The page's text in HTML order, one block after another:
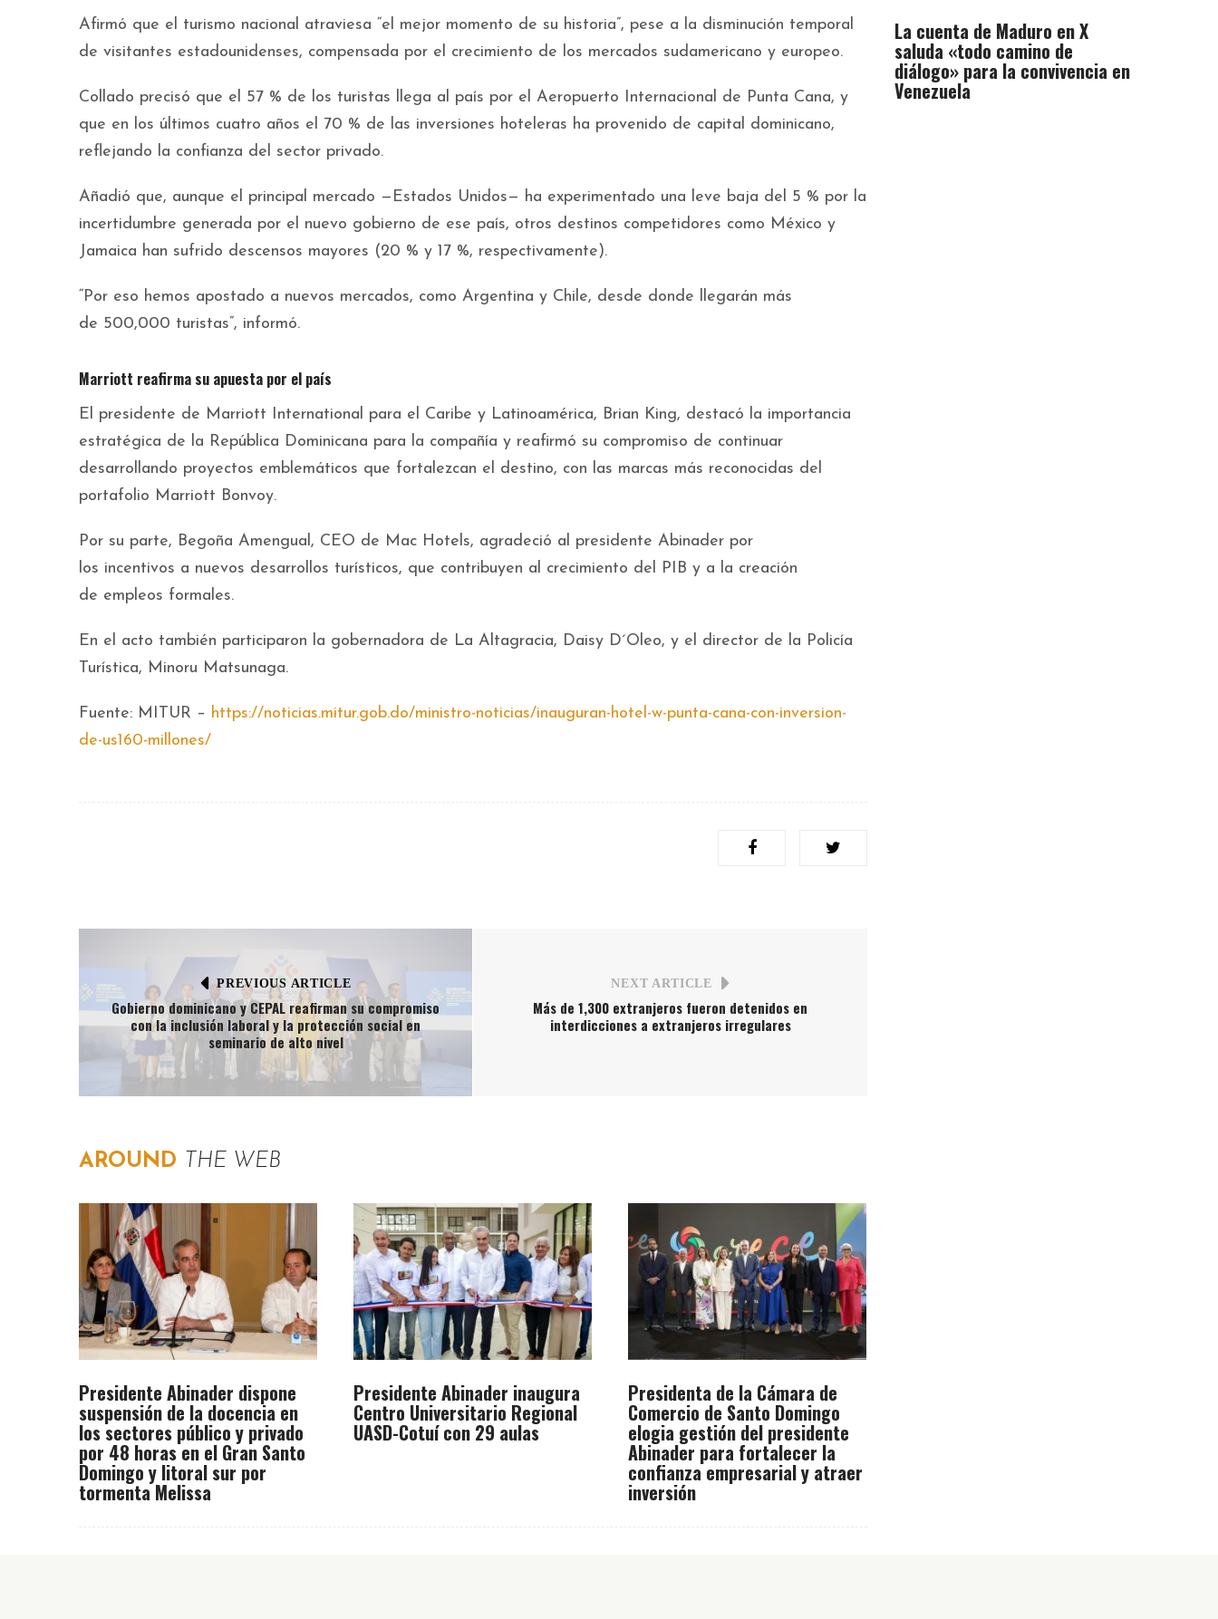
Afirmó que el turismo nacional atraviesa “el mejor momento de su historia”, pese a la disminución temporal
de visitantes estadounidenses, compensada por el crecimiento de los mercados sudamericano y europeo.
Collado precisó que el 57 % de los turistas llega al país por el Aeropuerto Internacional de Punta Cana, y
que en los últimos cuatro años el 70 % de las inversiones hoteleras ha provenido de capital dominicano,
reflejando la confianza del sector privado.
Añadió que, aunque el principal mercado —Estados Unidos— ha experimentado una leve baja del 5 % por la
incertidumbre generada por el nuevo gobierno de ese país, otros destinos competidores como México y
Jamaica han sufrido descensos mayores (20 % y 17 %, respectivamente).
“Por eso hemos apostado a nuevos mercados, como Argentina y Chile, desde donde llegarán más
de 500,000 turistas”, informó.
Marriott reafirma su apuesta por el país
El presidente de Marriott International para el Caribe y Latinoamérica, Brian King, destacó la importancia
estratégica de la República Dominicana para la compañía y reafirmó su compromiso de continuar
desarrollando proyectos emblemáticos que fortalezcan el destino, con las marcas más reconocidas del
portafolio Marriott Bonvoy.
Por su parte, Begoña Amengual, CEO de Mac Hotels, agradeció al presidente Abinader por
los incentivos a nuevos desarrollos turísticos, que contribuyen al crecimiento del PIB y a la creación
de empleos formales.
En el acto también participaron la gobernadora de La Altagracia, Daisy D´Oleo, y el director de la Policía
Turística, Minoru Matsunaga.
Fuente: MITUR – https://noticias.mitur.gob.do/ministro-noticias/inauguran-hotel-w-punta-cana-con-inversion-
de-us160-millones/
PREVIOUS ARTICLE
Gobierno dominicano y CEPAL reafirman su compromiso
con la inclusión laboral y la protección social en
seminario de alto nivel
NEXT ARTICLE
Más de 1,300 extranjeros fueron detenidos en
interdicciones a extranjeros irregulares
AROUND THE WEB
Presidente Abinader dispone
suspensión de la docencia en
los sectores público y privado
por 48 horas en el Gran Santo
Domingo y litoral sur por
tormenta Melissa
Presidente Abinader inaugura
Centro Universitario Regional
UASD-Cotuí con 29 aulas
Presidenta de la Cámara de
Comercio de Santo Domingo
elogia gestión del presidente
Abinader para fortalecer la
confianza empresarial y atraer
inversión
La cuenta de Maduro en X
saluda «todo camino de
diálogo» para la convivencia en
Venezuela